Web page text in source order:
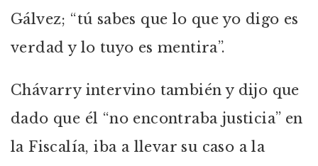
Gálvez; “tú sabes que lo que yo digo es
verdad y lo tuyo es mentira”.
Chávarry intervino también y dijo que
dado que él “no encontraba justicia” en
la Fiscalía, iba a llevar su caso a la